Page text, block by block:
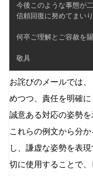
今後このような事態が
信頼回復に努めてまいり
何卒ご理解とご容赦を
敬具
お詫びのメールでは
めつつ、責任を明確に
誠意ある対応の姿勢を
これらの例文から分
し、謙虚な姿勢を表
切に使用することで